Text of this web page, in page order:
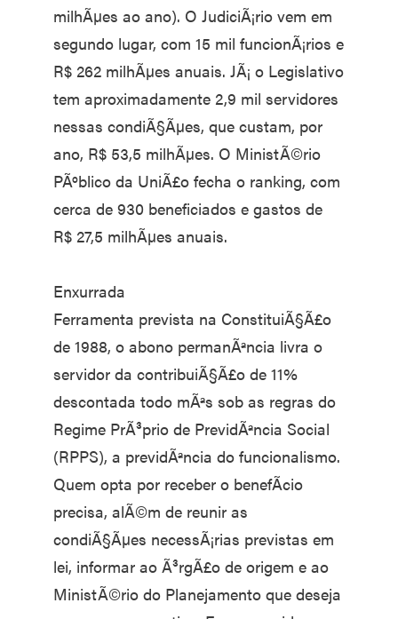
milhÃµes ao ano). O JudiciÃ¡rio vem em
segundo lugar, com 15 mil funcionÃ¡rios e
R$ 262 milhÃµes anuais. JÃ¡ o Legislativo
tem aproximadamente 2,9 mil servidores
nessas condiÃ§Ãµes, que custam, por
ano, R$ 53,5 milhÃµes. O MinistÃ©rio
PÃºblico da UniÃ£o fecha o ranking, com
cerca de 930 beneficiados e gastos de
R$ 27,5 milhÃµes anuais.
Enxurrada
Ferramenta prevista na ConstituiÃ§Ã£o
de 1988, o abono permanÃªncia livra o
servidor da contribuiÃ§Ã£o de 11%
descontada todo mÃªs sob as regras do
Regime PrÃ³prio de PrevidÃªncia Social
(RPPS), a previdÃªncia do funcionalismo.
Quem opta por receber o benefÃ­cio
precisa, alÃ©m de reunir as
condiÃ§Ãµes necessÃ¡rias previstas em
lei, informar ao Ã³rgÃ£o de origem e ao
MinistÃ©rio do Planejamento que deseja